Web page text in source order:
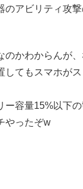
のアビリティ攻
のかわからんが
してもスマホが
ー容量15%以下
やったぞw